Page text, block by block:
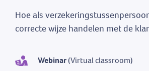
Webinar(Virtual classroom)
Hoe als
correcte wijze handelen met de